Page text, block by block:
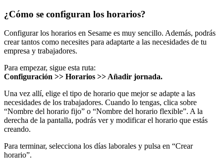
¿Cómo se configuran los horarios?
Configurar los horarios en Sesame es muy sencillo. Además, podrás
crear tantos como necesites para adaptarte a las necesidades de tu
empresa y trabajadores.
Para empezar, sigue esta ruta:
Configuración >> Horarios >> Añadir jornada.
Una vez allí, elige el tipo de horario que mejor se adapte a las
necesidades de los trabajadores. Cuando lo tengas, clica sobre
“Nombre del horario fijo” o “Nombre del horario flexible”. A la
derecha de la pantalla, podrás ver y modificar el horario que estás
creando.
Para terminar, selecciona los días laborales y pulsa en “Crear
horario”.